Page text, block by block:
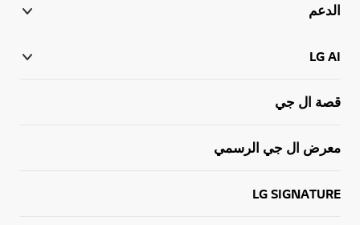
الدعم
LG AI
قصة ال جي
معرض ال جي الرسمي
LG SIGNATURE